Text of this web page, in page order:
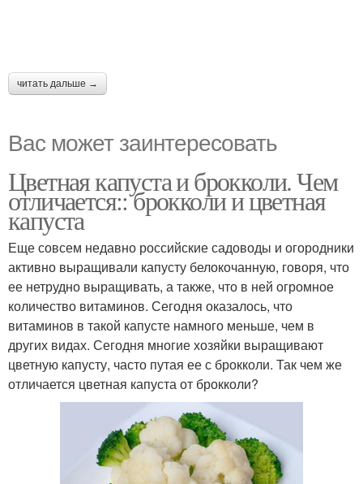
читать дальше →
Вас может заинтересовать
Цветная капуста и брокколи. Чем
отличается:: брокколи и цветная
капуста
Еще совсем недавно российские садоводы и огородники
активно выращивали капусту белокочанную, говоря, что
ее нетрудно выращивать, а также, что в ней огромное
количество витаминов. Сегодня оказалось, что
витаминов в такой капусте намного меньше, чем в
других видах. Сегодня многие хозяйки выращивают
цветную капусту, часто путая ее с брокколи. Так чем же
отличается цветная капуста от брокколи?